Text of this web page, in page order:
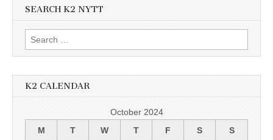
SEARCH K2 NYTT
Search
for:
K2 CALENDAR
October 2024
M
T W T F S S